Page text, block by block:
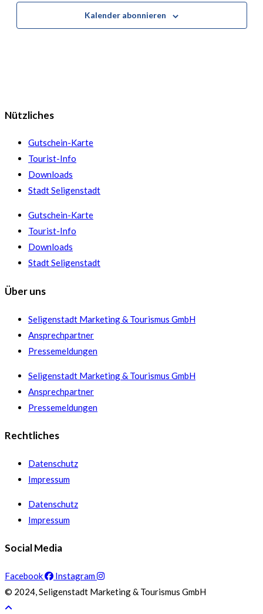
Kalender abonnieren
Nützliches
Gutschein-Karte
Tourist-Info
Downloads
Stadt Seligenstadt
Gutschein-Karte
Tourist-Info
Downloads
Stadt Seligenstadt
Über uns
Seligenstadt Marketing & Tourismus GmbH
Ansprechpartner
Pressemeldungen
Seligenstadt Marketing & Tourismus GmbH
Ansprechpartner
Pressemeldungen
Rechtliches
Datenschutz
Impressum
Datenschutz
Impressum
Social Media
Facebook
Instagram
© 2024, Seligenstadt Marketing & Tourismus GmbH